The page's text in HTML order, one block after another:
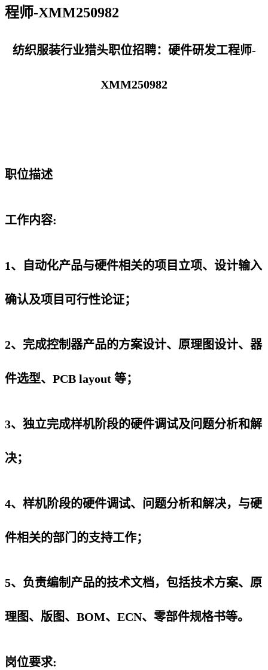
程师-XMM250982
纺织服装行业猎头职位招聘：硬件研发工程师-
XMM250982
职位描述
工作内容:
1、自动化产品与硬件相关的项目立项、设计输入
确认及项目可行性论证；
2、完成控制器产品的方案设计、原理图设计、器
件选型、PCB layout 等；
3、独立完成样机阶段的硬件调试及问题分析和解
决；
4、样机阶段的硬件调试、问题分析和解决，与硬
件相关的部门的支持工作；
5、负责编制产品的技术文档，包括技术方案、原
理图、版图、BOM、ECN、零部件规格书等。
岗位要求: